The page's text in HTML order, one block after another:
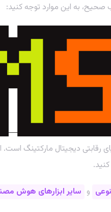
صحیح، به این موارد توجه کنید:
می‌دهند.
دیجیتال مارکتینگ است.
و سایر ابزارهای هوش